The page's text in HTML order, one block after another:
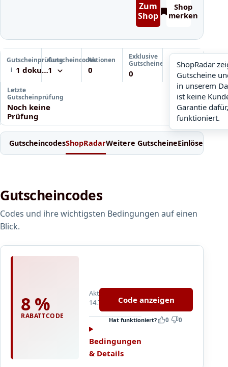
Zum
Shop
Shop
merken
Gutscheinprüfung
i 1 dokumentiert
Prüfdetails ansehen
Gutscheincodes
1
Aktionen
0
Exklusive
Gutscheine
0
ShopRadar
noch keine Daten
ShopRadar
Gutscheine
in unserem
ist keine
Garantie
funktioniert.
Letzte
Gutscheinprüfung
Noch keine
Prüfung
GutscheincodesShopRadarWeitere GutscheineEinlösen
Gutscheincodes
Codes und ihre wichtigsten Bedingungen auf einen
Blick.
8 %
RABATTCODE
a
b
a
t
t
a
Aktualisiert
14.7.2026
Bedingungen
& Details
Code anzeigen
Hat funktioniert? 0 0